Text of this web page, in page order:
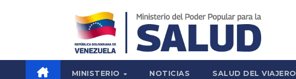
MINISTERIO NOTICIAS SALUD DEL VIAJERO